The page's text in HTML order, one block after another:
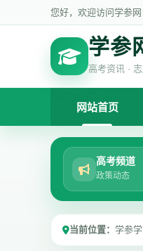
您好，欢迎访问学参网
学参
高考资讯 ·
网站首页
高考频道
政策动态
当前位置： 学参